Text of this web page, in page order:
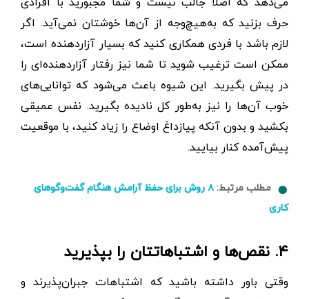
حرف بزنید که به‌هیچ‌وجه از آن‌ها خوشتان نمی‌آید. اگر
لازم باشد با فردی همکاری کنید که بسیار آزاردهنده است،
ممکن است ترغیب شوید تا شما نیز رفتار آزاردهنده‌ای را
در پیش بگیرید. این شیوه باعث می‌شود که توانایی‌های
خوب آن‌ها را نیز به‌طور ‌کل نادیده بگیرید. نفس عمیقی
بکشید و بدون آنکه پیازداغ اوضاع را زیاد کنید، با موقعیت
پیش‌آمده کنار بیایید.
مطلب مرتبط:
۸ روش برای حفظ آرامش هنگام گفت‌وگوهای
کاری
۴. نقص‌ها و اشتباهاتتان را بپذیرید
وقتی باور داشته باشید که اشتباهات جبران‌پذیرند و